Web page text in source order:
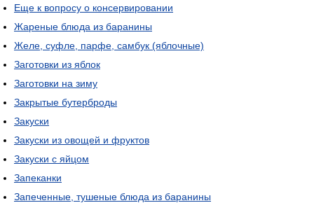
Еще к вопросу о консервировании
Жареные блюда из баранины
Желе, суфле, парфе, самбук (яблочные)
Заготовки из яблок
Заготовки на зиму
Закрытые бутерброды
Закуски
Закуски из овощей и фруктов
Закуски с яйцом
Запеканки
Запеченные, тушеные блюда из баранины